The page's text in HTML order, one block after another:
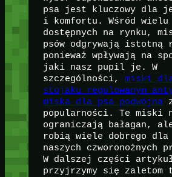
psa jest kluczowy dla
i komfortu. Wśród wielu
dostępnych na rynku,
psów odgrywają istotną
ponieważ wpływają na
jaki nasz pupil je. W
szczególności, miski
stojaku regulowanym
miska dla psa podwójna
popularności. Te miski
ograniczają bałagan,
robią wiele dobrego dla
naszych czworonożnych
W dalszej części
przyjrzymy się zaletom